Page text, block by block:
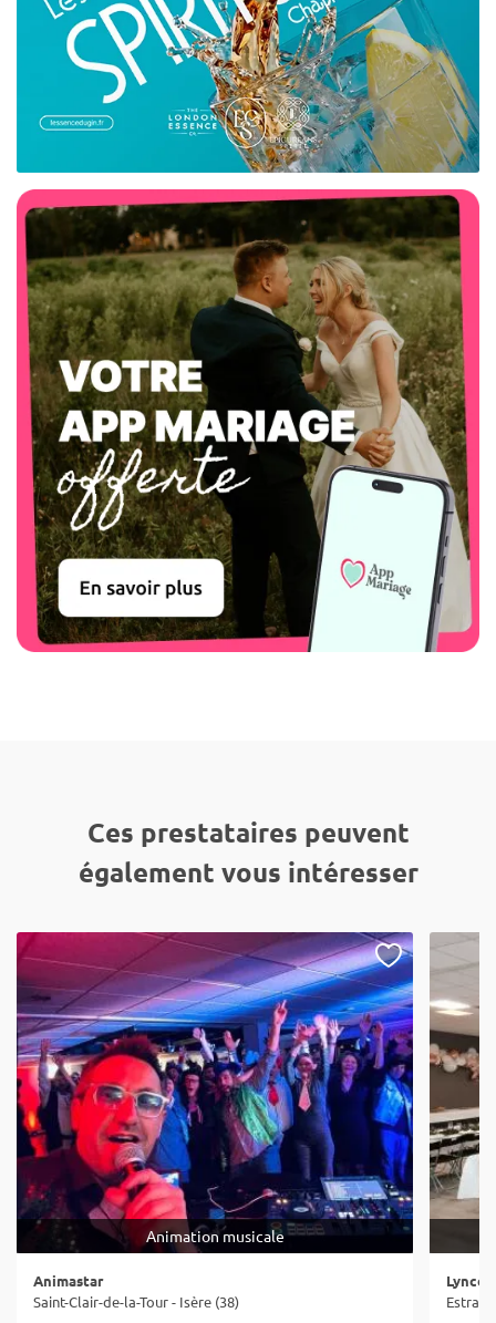
Ces prestataires peuvent
également vous intéresser
Animation musicale
Animastar
Saint-Clair-de-la-Tour - Isère (38)
Lyncô